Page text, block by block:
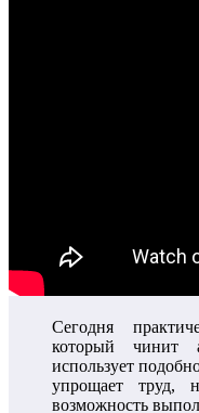
Сегодня
который чинит
использует
упрощает труд,
возможность